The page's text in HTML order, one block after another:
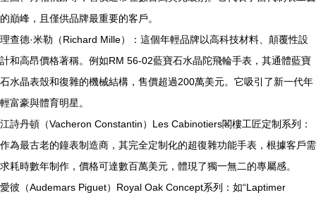
的巔峰，且僅供品牌最重要的客戶。
理查德·米勒（Richard Mille）：這個年輕品牌以高科技材料、顛覆性設
計和高昂價格著稱。例如RM 56-02藍寶石水晶陀飛輪手表，其通體藍寶
石水晶表殼和復雜的機械結構，售價超過200萬美元。它吸引了新一代年
輕富豪與體育明星。
江詩丹頓（Vacheron Constantin）Les Cabinotiers閣樓工匠定制系列：
作為最古老的鐘表制造商，其完全定制化的超復雜功能手表，根據客戶需
求耗時數年制作，價格可達數百萬美元，體現了獨一無二的專屬感。
愛彼（Audemars Piguet）Royal Oak Concept系列：如“Laptimer